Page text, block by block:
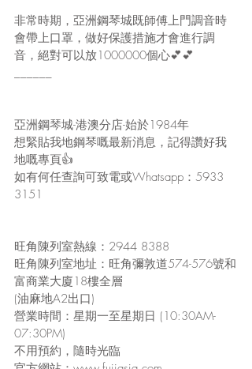
非常時期，亞洲鋼琴城既師傅上門調音時
會帶上口罩，做好保護措施才會進行調
音，絕對可以放1000000個心💕💕
亞洲鋼琴城-港澳分店-始於1984年
想緊貼我地鋼琴嘅最新消息，記得讚好我
地嘅專頁👍
如有何任查詢可致電或Whatsapp：5933
3151
旺角陳列室熱線：2944 8388
旺角陳列室地址：旺角彌敦道574-576號和
富商業大廈18樓全層
(油麻地A2出口)
營業時間：星期一至星期日 (10:30AM-
07:30PM)
不用預約，隨時光臨